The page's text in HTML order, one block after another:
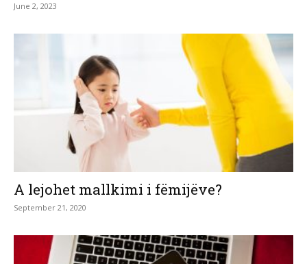
June 2, 2023
A lejohet mallkimi i fëmijëve?
September 21, 2020